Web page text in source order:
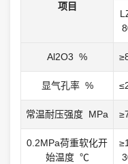
项目
Al2O3 %
显气孔率 %
常温耐压强度 MPa
0.2MPa荷重软化开
始温度 ℃